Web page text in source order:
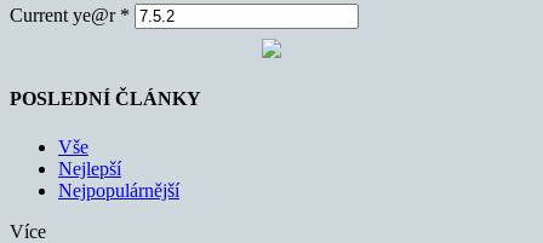
Current ye@r *
POSLEDNÍ ČLÁNKY
Vše
Nejlepší
Nejpopulárnější
Více